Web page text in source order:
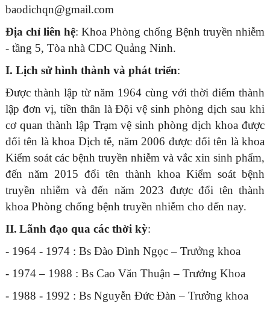
baodichqn@gmail.com
Địa chỉ liên hệ: Khoa Phòng chống Bệnh truyền nhiễm
- tầng 5, Tòa nhà CDC Quảng Ninh.
I. Lịch sử hình thành và phát triển:
Được thành lập từ năm 1964 cùng với thời điểm thành
lập đơn vị, tiền thân là Đội vệ sinh phòng dịch sau khi
cơ quan thành lập Trạm vệ sinh phòng dịch khoa được
đổi tên là khoa Dịch tễ, năm 2006 được đổi tên là khoa
Kiểm soát các bệnh truyền nhiễm và vắc xin sinh phẩm,
đến năm 2015 đổi tên thành khoa Kiểm soát bệnh
truyền nhiễm và đến năm 2023 được đổi tên thành
khoa Phòng chống bệnh truyền nhiễm cho đến nay.
II. Lãnh đạo qua các thời kỳ:
- 1964 - 1974 : Bs Đào Đình Ngọc – Trưởng khoa
- 1974 – 1988 : Bs Cao Văn Thuận – Trưởng Khoa
- 1988 - 1992 : Bs Nguyễn Đức Đàn – Trưởng khoa